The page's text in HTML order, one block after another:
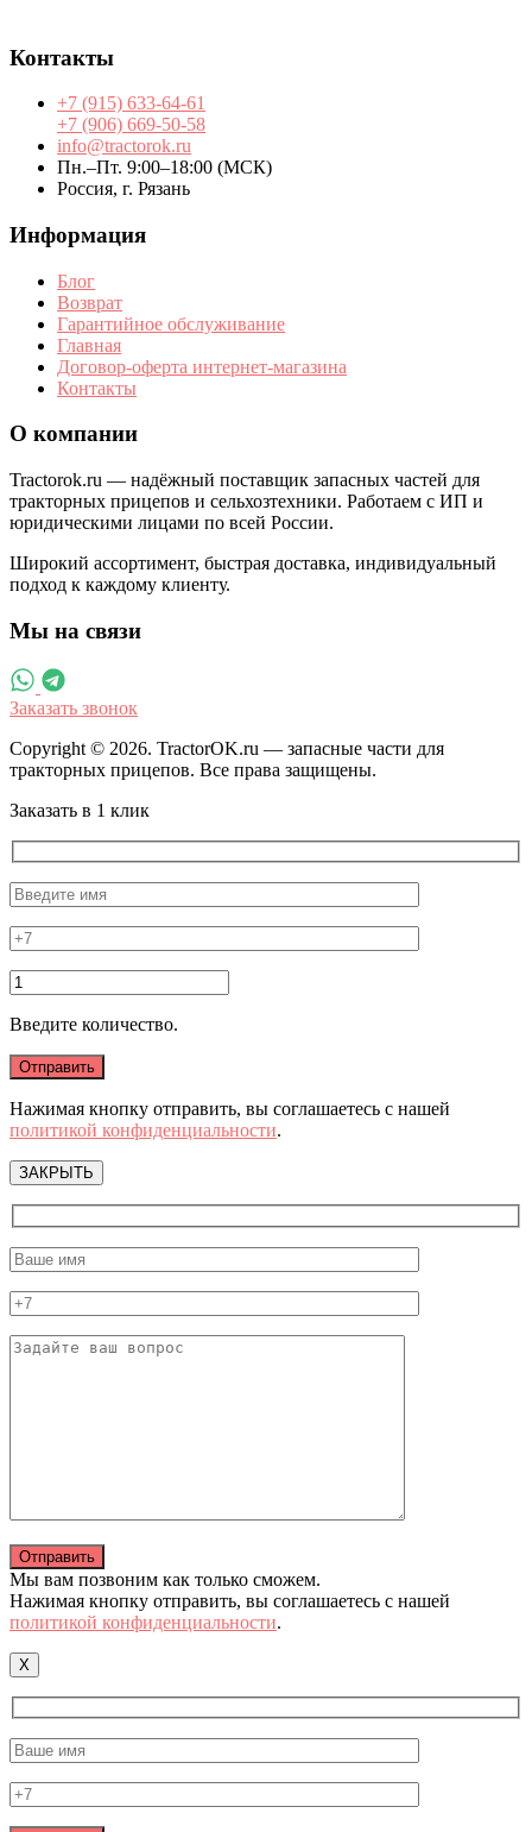
Контакты
+7 (915) 633-64-61
+7 (906) 669-50-58
info@tractorok.ru
Пн.–Пт. 9:00–18:00 (МСК)
Россия, г. Рязань
Информация
Блог
Возврат
Гарантийное обслуживание
Главная
Договор-оферта интернет-магазина
Контакты
О компании
Tractorok.ru — надёжный поставщик запасных частей для
тракторных прицепов и сельхозтехники. Работаем с ИП и
юридическими лицами по всей России.
Широкий ассортимент, быстрая доставка, индивидуальный
подход к каждому клиенту.
Мы на связи
Заказать звонок
Copyright © 2026. TractorOK.ru — запасные части для
тракторных прицепов. Все права защищены.
Заказать в 1 клик
Введите количество.
Нажимая кнопку отправить, вы соглашаетесь с нашей
политикой конфиденциальности.
ЗАКРЫТЬ
Мы вам позвоним как только сможем.
Нажимая кнопку отправить, вы соглашаетесь с нашей
политикой конфиденциальности.
X